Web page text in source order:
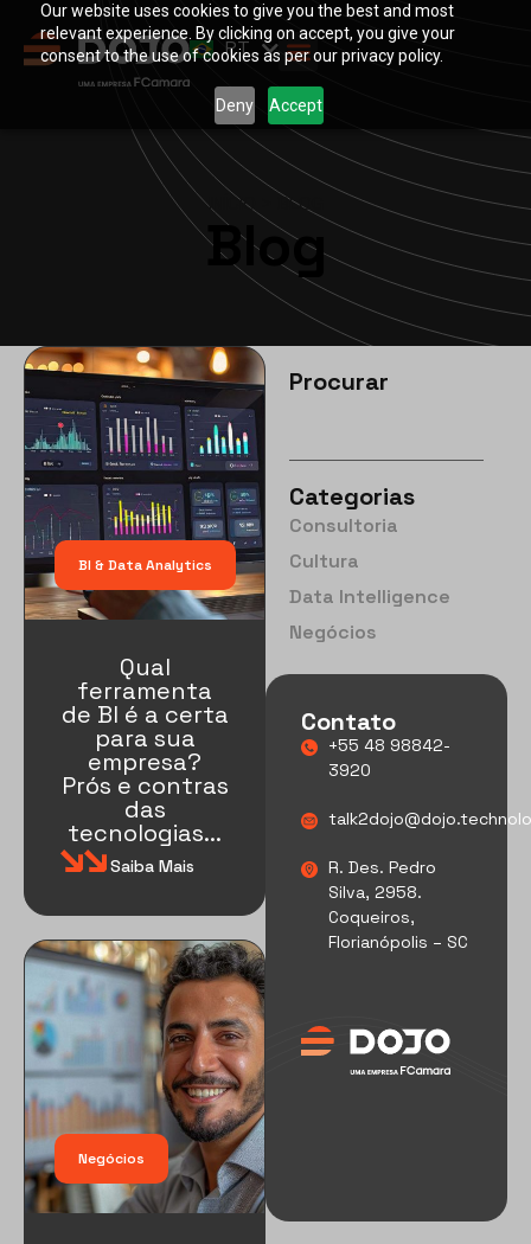
Our website uses cookies to give you the best and most
relevant experience. By clicking on accept, you give your
consent to the use of cookies as per our privacy policy.
Deny Accept
PT
EN
ES
INÍCIO BLOG
Blog
BI & Data Analytics
Qual
ferramenta
de BI é a certa
para sua
empresa?
Prós e contras
das
tecnologias...
Saiba Mais
Negócios
Procurar
Categorias
Consultoria
Cultura
Data Intelligence
Negócios
Contato
+55 48 98842-
3920
R. Des. Pedro
Silva, 2958.
Coqueiros,
Florianópolis – SC